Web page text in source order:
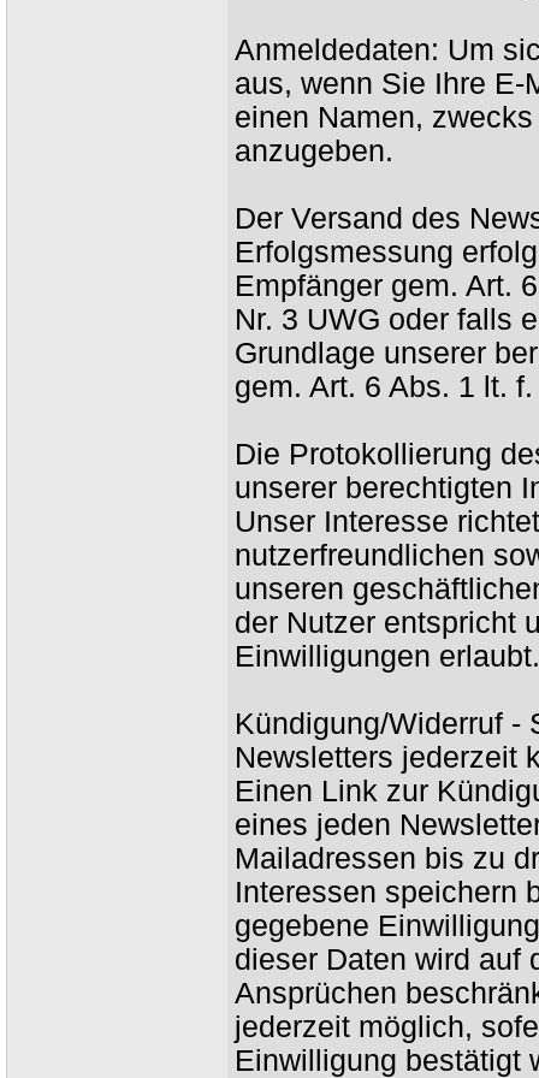
Anmeldedaten: Um
aus, wenn Sie Ihre E-
einen Namen,
anzugeben.
Der Versand des
Erfolgsmessung
Empfänger gem. Art.
Nr. 3 UWG oder falls
Grundlage unserer
gem. Art. 6 Abs. 1 lt.
Die Protokollierung
unserer berechtigten
Unser Interesse
nutzerfreundlichen
unseren
der Nutzer entspricht
Einwilligungen erlaubt.
Kündigung/Widerruf -
Newsletters jederzeit
Einen Link zur
eines jeden
Mailadressen bis zu
Interessen speichern
gegebene
dieser Daten wird auf
Ansprüchen
jederzeit möglich,
Einwilligung bestätigt